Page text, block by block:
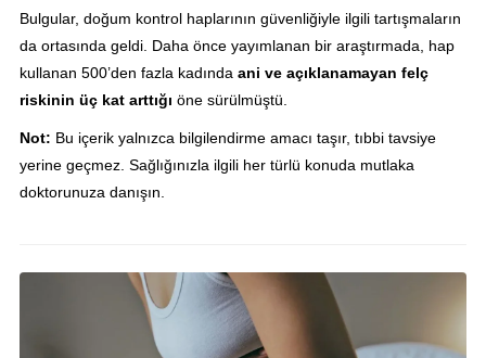
Bulgular, doğum kontrol haplarının güvenliğiyle ilgili tartışmaların
da ortasında geldi. Daha önce yayımlanan bir araştırmada, hap
kullanan 500’den fazla kadında ani ve açıklanamayan felç
riskinin üç kat arttığı öne sürülmüştü.
Not: Bu içerik yalnızca bilgilendirme amacı taşır, tıbbi tavsiye
yerine geçmez. Sağlığınızla ilgili her türlü konuda mutlaka
doktorunuza danışın.